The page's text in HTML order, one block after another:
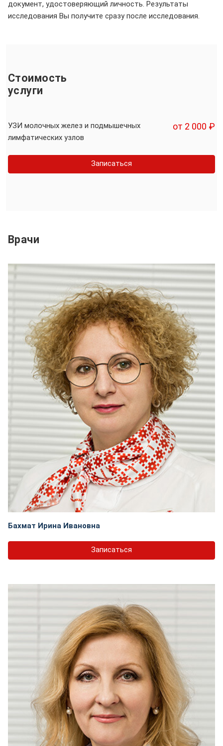
документ, удостоверяющий личность. Результаты
исследования Вы получите сразу после исследования.
Стоимость
услуги
УЗИ молочных желез и подмышечных
лимфатических узлов
от 2 000 ₽
Записаться
Врачи
Бахмат Ирина Ивановна
Записаться